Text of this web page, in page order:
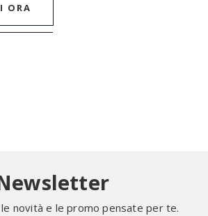
ORA
novità e le promo pensate per te.